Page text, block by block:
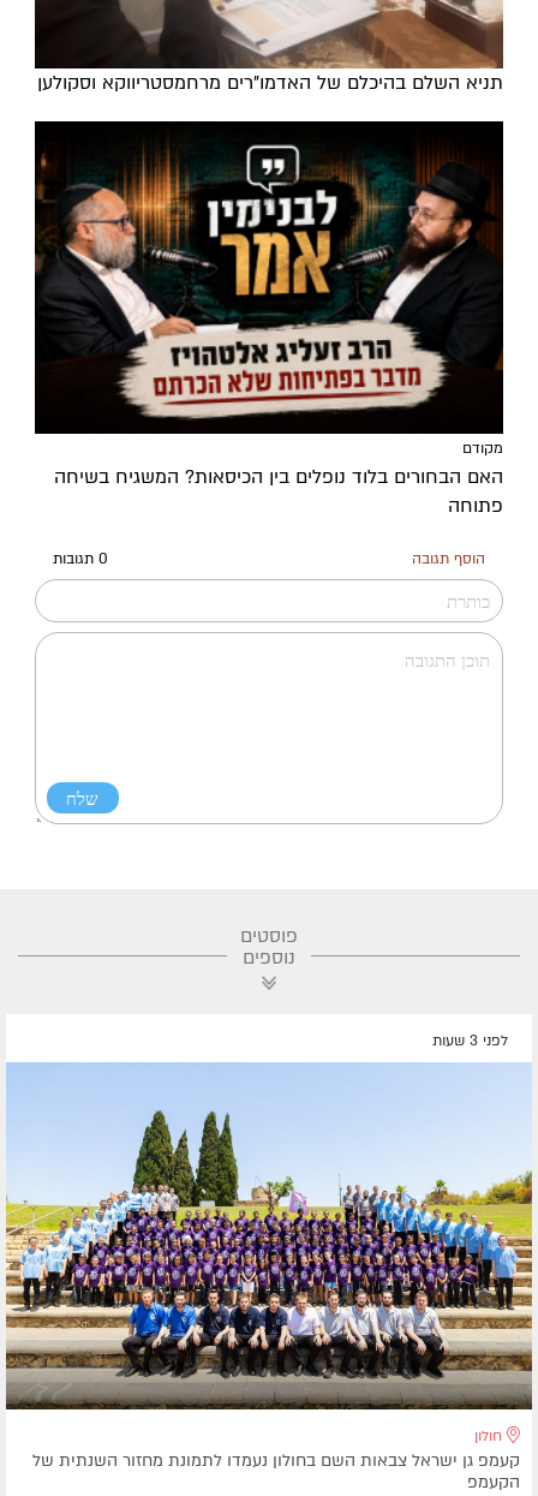
תניא השלם בהיכלם של האדמו"רים מרחמסטריווקא וסקולען
מקודם
האם הבחורים בלוד נופלים בין הכיסאות? המשגיח בשיחה
פתוחה
הוסף תגובה 0 תגובות
פוסטים
נוספים
לפני 3 שעות
חולון
קעמפ גן ישראל צבאות השם בחולון נעמדו לתמונת מחזור השנתית של
הקעמפ